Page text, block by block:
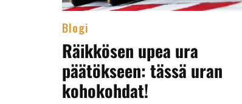
Blogi
Räikkösen upea ura
päätökseen: tässä uran
kohokohdat!